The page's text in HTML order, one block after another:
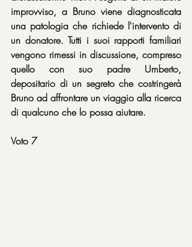
improvviso, a Bruno viene diagnosticata
una patologia che richiede l'intervento di
un donatore. Tutti i suoi rapporti familiari
vengono rimessi in discussione, compreso
quello con suo padre Umberto,
depositario di un segreto che costringerà
Bruno ad affrontare un viaggio alla ricerca
di qualcuno che lo possa aiutare.
Voto 7